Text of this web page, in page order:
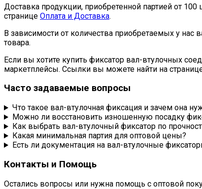
Доставка продукции, приобретенной партией от
странице Оплата и Доставка.
В зависимости от количества приобретаемых у нас
товара.
Если вы хотите купить фиксатор вал-втулочных
маркетплейсы. Ссылки вы можете найти на
Часто задаваемые вопросы
Что такое вал-втулочная фиксация и зачем она
Можно ли восстановить изношенную посадку
Как выбрать вал-втулочный фиксатор по
Какая минимальная партия для оптовой цены?
Есть ли документация на вал-втулочные
Контакты и Помощь
Остались вопросы или нужна помощь с оптовой